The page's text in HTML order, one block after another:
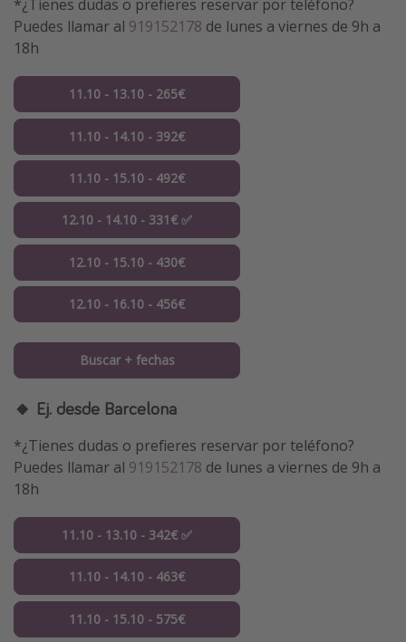
*¿Tienes dudas o prefieres reservar por teléfono?
Puedes llamar al 919152178 de lunes a viernes de 9h a
18h
11.10 - 13.10 - 265€
11.10 - 14.10 - 392€
11.10 - 15.10 - 492€
12.10 - 14.10 - 331€ ✅
12.10 - 15.10 - 430€
12.10 - 16.10 - 456€
Buscar + fechas
🔸 Ej. desde Barcelona
*¿Tienes dudas o prefieres reservar por teléfono?
Puedes llamar al 919152178 de lunes a viernes de 9h a
18h
11.10 - 13.10 - 342€ ✅
11.10 - 14.10 - 463€
11.10 - 15.10 - 575€